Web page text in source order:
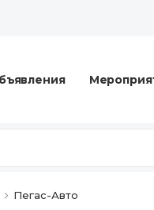
Пегас-Авто